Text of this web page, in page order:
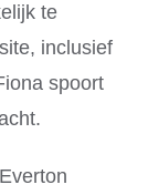
te
inclusief
spoort